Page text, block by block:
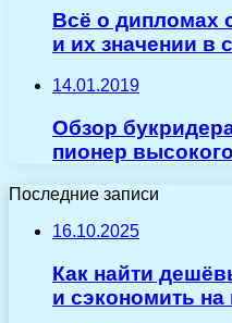
Всё о дипломах
и их значении в
14.01.2019
Обзор
пионер
Последние записи
16.10.2025
Как найти
и сэкономить на